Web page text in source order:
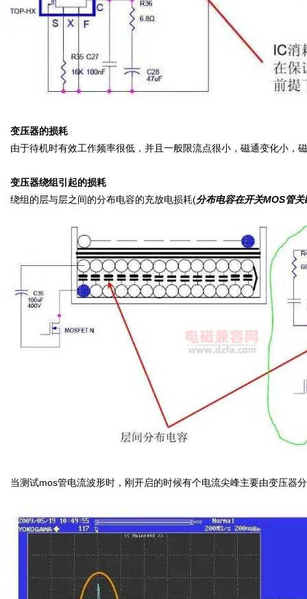
变压器的损耗
由于待机时有效工作频率很低，并且一般限流点很小，磁通变化小，
变压器绕组引起的损耗
绕组的层与层之间的分布电容的充放电损耗(分布电容在开关MOS管
当测试mos管电流波形时，刚开启的时候有个电流尖峰主要由变压器